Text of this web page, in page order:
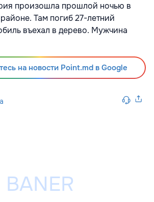
произошла прошлой ночью в
Там погиб 27-летний
въехал в дерево. Мужчина
на новости Point.md в Google